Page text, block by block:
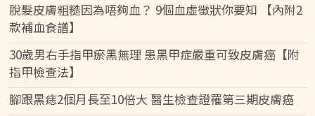
脫髮皮膚粗糙因為唔夠血？ 9個血虛徵狀你要知 【內附2
款補血食譜】
30歲男右手指甲瘀黑無理 患黑甲症嚴重可致皮膚癌【附
指甲檢查法】
腳跟黑痣2個月長至10倍大 醫生檢查證罹第三期皮膚癌